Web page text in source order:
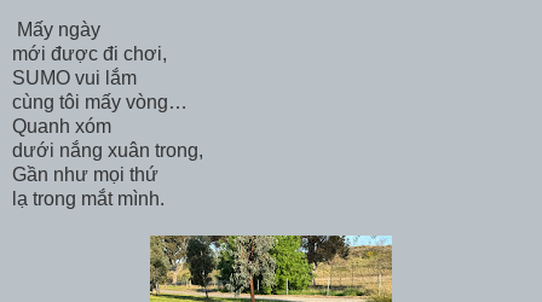
Mấy ngày
mới được đi chơi,
SUMO vui lắm
cùng tôi mấy vòng…
Quanh xóm
dưới nắng xuân trong,
Gần như mọi thứ
lạ trong mắt mình.